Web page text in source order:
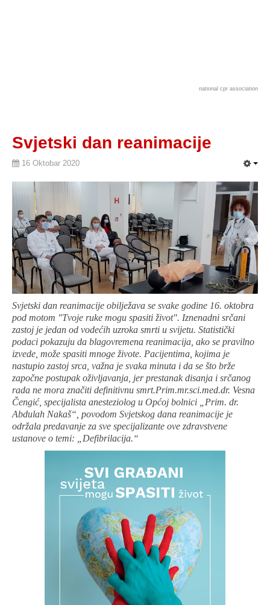
national cpr association
Svjetski dan reanimacije
16 Oktobar 2020
Svjetski dan reanimacije obilježava se svake godine 16. oktobra
pod motom "Tvoje ruke mogu spasiti život". Iznenadni srčani
zastoj je jedan od vodećih uzroka smrti u svijetu. Statistički
podaci pokazuju da blagovremena reanimacija, ako se pravilno
izvede, može spasiti mnoge živote. Pacijentima, kojima je
nastupio zastoj srca, važna je svaka minuta i da se što brže
započne postupak oživljavanja, jer prestanak disanja i srčanog
rada ne mora značiti definitivnu smrt.Prim.mr.sci.med.dr. Vesna
Čengić, specijalista anesteziolog u Općoj bolnici
„Prim. dr.
Abdulah Nakaš“, povodom Svjetskog dana reanimacije je
održala predavanje za sve specijalizante ove zdravstvene
ustanove o temi: „Defibrilacija.“